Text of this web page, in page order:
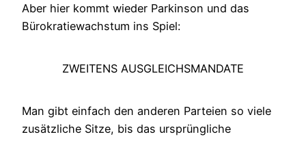
Aber hier kommt wieder Parkinson und das
Bürokratiewachstum ins Spiel:
ZWEITENS AUSGLEICHSMANDATE
Man gibt einfach den anderen Parteien so viele
zusätzliche Sitze, bis das ursprüngliche